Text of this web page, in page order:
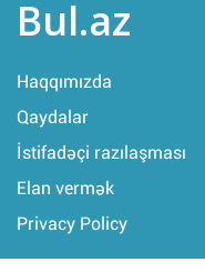
Bul.az
Haqqımızda
Qaydalar
İstifadəçi razılaşması
Elan vermək
Privacy Policy